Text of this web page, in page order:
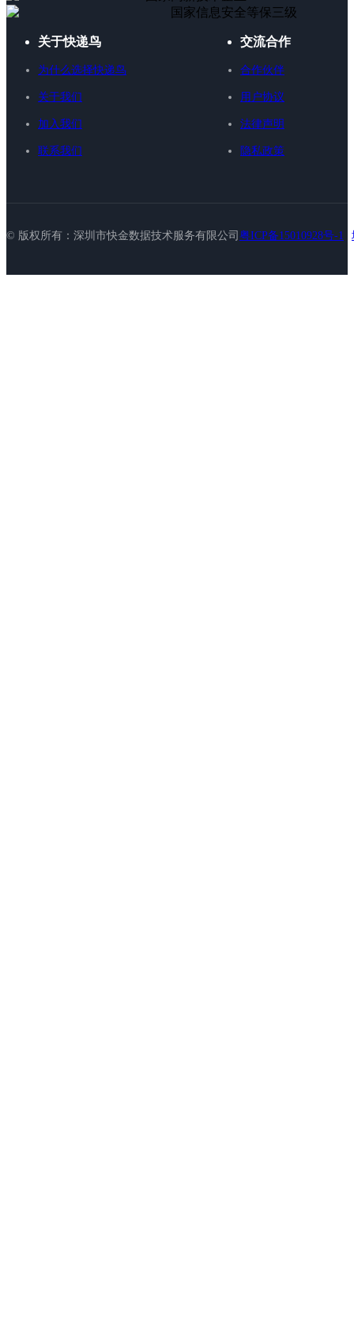
国家信息安全等保三级
关于快递鸟
为什么选择快递鸟
关于我们
加入我们
联系我们
交流合作
合作伙伴
用户协议
法律声明
隐私政策
© 版权所有：深圳市快金数据技术服务有限公司 粤ICP备15010928号-1